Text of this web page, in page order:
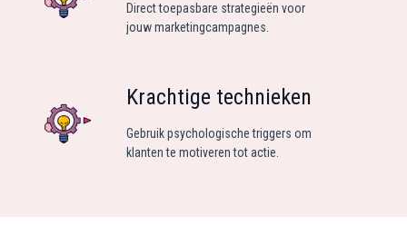
Direct toepasbare strategieën voor
jouw marketingcampagnes.
Krachtige technieken
Gebruik psychologische triggers om
klanten te motiveren tot actie.